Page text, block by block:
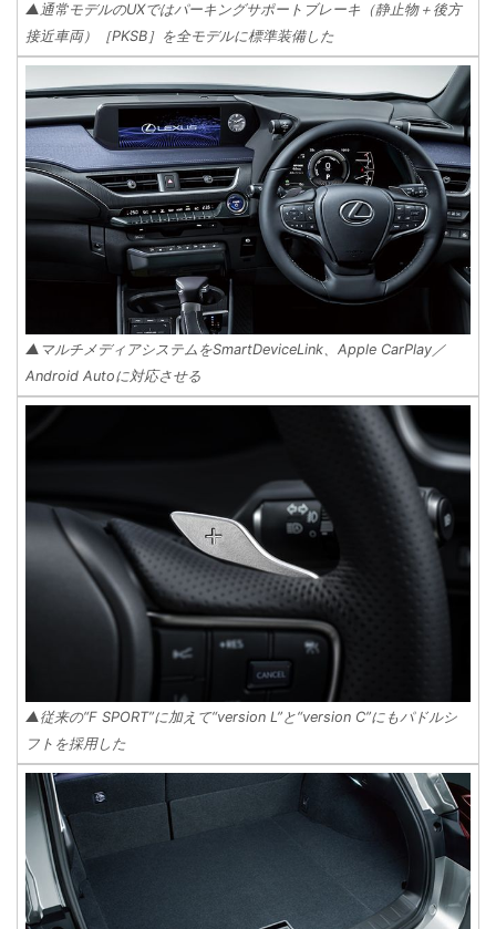
▲通常モデルのUXではパーキングサポートブレーキ（静止物＋後方
接近車両）［PKSB］を全モデルに標準装備した
▲マルチメディアシステムをSmartDeviceLink、Apple CarPlay／
Android Autoに対応させる
▲従来の“F SPORT”に加えて“version L”と“version C”にもパドルシ
フトを採用した